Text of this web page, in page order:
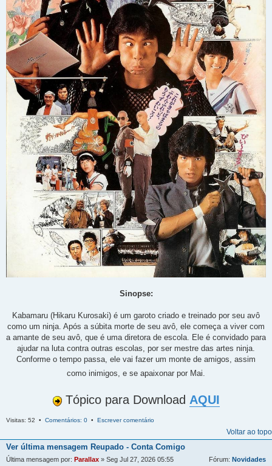
Sinopse:
Kabamaru (Hikaru Kurosaki) é um garoto criado e treinado por seu avô
como um ninja. Após a súbita morte de seu avô, ele começa a viver com
a amante de seu avô, que é uma diretora de escola. Ele é convidado para
ajudar na luta contra outras escolas, por ser mestre das artes ninja.
Conforme o tempo passa, ele vai fazer um monte de amigos, assim
como inimigos, e se apaixonar por Mai.
Tópico para Download AQUI
Visitas: 52 • Comentários: 0 • Escrever comentário
Voltar ao topo
Ver última mensagem Reupado - Conta Comigo
Última mensagem por: Parallax » Seg Jul 27, 2026 05:55 Fórum: Novidades